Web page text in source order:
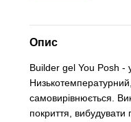
Опис
Builder gel You Posh -
самовирівнюється.
покриття, вибудувати